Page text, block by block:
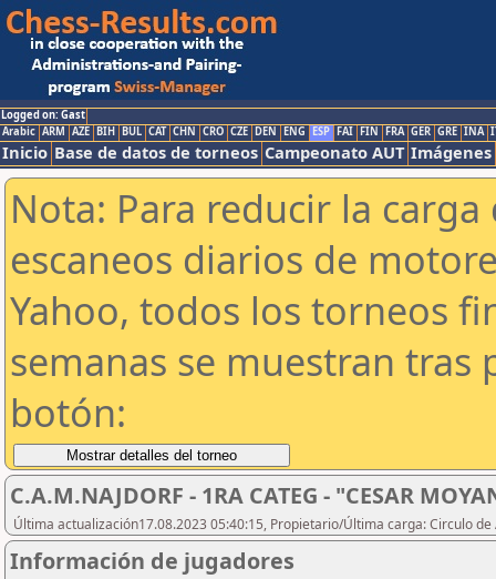
Logged on: Gast
Arabic ARM AZE BIH BUL CAT CHN CRO CZE DEN ENG ESP FAI FIN FRA GER GRE INA
Inicio Base de datos de torneos Campeonato AUT Imágenes
Nota: Para reducir la
escaneos diarios de
Yahoo, todos los torneos
semanas se muestran tras
botón:
C.A.M.NAJDORF - 1RA CATEG - "CESAR
Última actualización17.08.2023 05:40:15, Propietario/Última carga: Circulo
Información de jugadores